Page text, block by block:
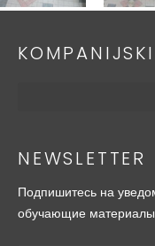
NEWSLETTER
Подпишитесь на
обучающие